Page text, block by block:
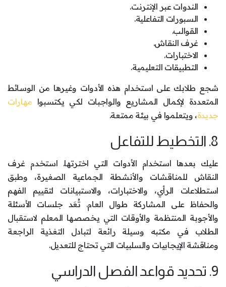
الندوات عبر الإنترنت.
السبورات التفاعلية.
القوالب.
غرف النقاش.
الاختبارات.
التطبيقات التعليمية.
شجع طلابك على استخدام هذه الأدوات وغيرها من الوسائط
المتعددة لإكمال المشاريع والواجبات لكي يكتسبوا مهارات
جديدة، ويتعلموا في بيئة ممتعة.
8. التخطيط للتفاعل
عليك بعدها استخدام الأدوات التي اخترتها. استخدم غرف
النقاش للمناقشات والأنشطة الجماعية الصغيرة، وطبق
استطلاعات الرأي، والاختبارات، والاستبيانات لتقييم الفهم
والحفاظ على المشاركة طوال العام. تُعَد جلسات الأسئلة
والأجوبة المنتظمة والأوقات التي يخصصها المعلم لاستقبال
الطلاب في مكتبه وسيلة رائعة لتبادل التغذية الراجعة
ومناقشة الإيجابيات والسلبيات التي تحتاج للتعديل.
9. تحديد قواعد الفصل الدراسي